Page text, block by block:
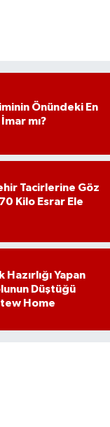
Önündeki En
mı?
Tacirlerine Göz
Kilo Esrar Ele
Yapan
Düştüğü
Home